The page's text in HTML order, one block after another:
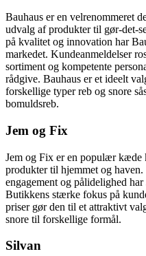
Bauhaus er en velrenommeret
udvalg af produkter til gør-det-
på kvalitet og innovation har
markedet. Kundeanmeldelser
sortiment og kompetente
rådgive. Bauhaus er et ideelt
forskellige typer reb og snore
bomuldsreb.
Jem og Fix
Jem og Fix er en populær kæde
produkter til hjemmet og
engagement og pålidelighed
Butikkens stærke fokus på
priser gør den til et attraktivt
snore til forskellige formål.
Silvan